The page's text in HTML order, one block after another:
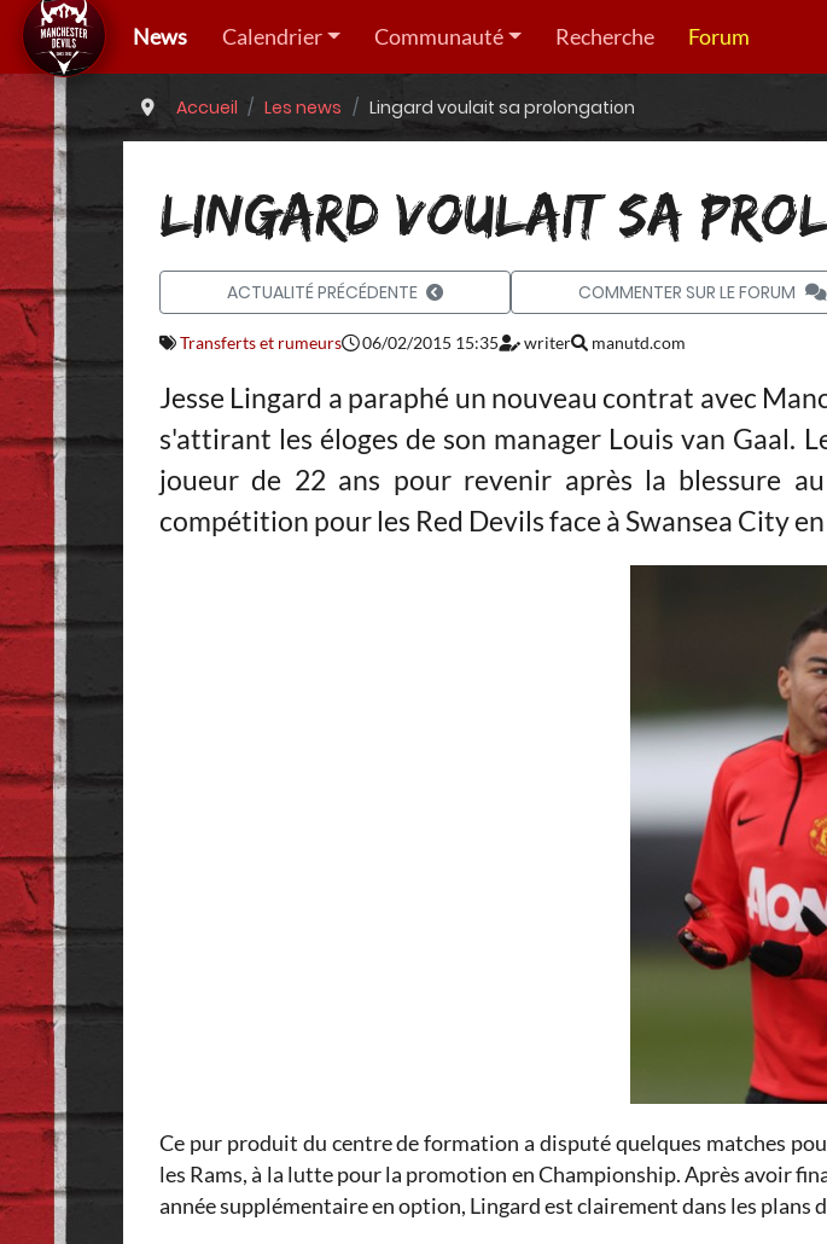
News Calendrier Communauté Recherche Forum
Accueil Les news Lingard voulait sa prolongation
LINGARD VOULAIT SA
ACTUALITÉ PRÉCÉDENTE COMMENTER SUR LE FORUM
Transferts et rumeurs 06/02/2015 15:35 writer manutd.com
Jesse Lingard a paraphé un nouveau contrat avec
s'attirant les éloges de son manager Louis van Gaal.
joueur de 22 ans pour revenir après la blessure
compétition pour les Red Devils face à Swansea City
Ce pur produit du centre de formation a disputé quelques matches
les Rams, à la lutte pour la promotion en Championship. Après avoir
année supplémentaire en option, Lingard est clairement dans les plans